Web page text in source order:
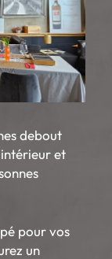
debout
et
pour vos
un